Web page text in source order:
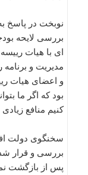
نوبخت در پاسخ
ای با هیات
مدیریت و
و اعضای هیات
کنیم منافع
سخنگوی دولت
بررسی و قرار
پس از بازگشت